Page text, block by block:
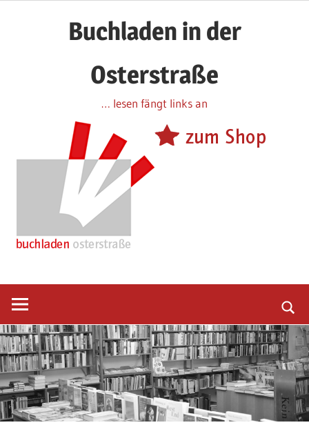
Buchladen in der
Osterstraße
… lesen fängt links an